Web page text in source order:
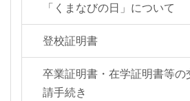
「くまなびの日」について
登校証明書
卒業証明書・在学証明書等の
請手続き